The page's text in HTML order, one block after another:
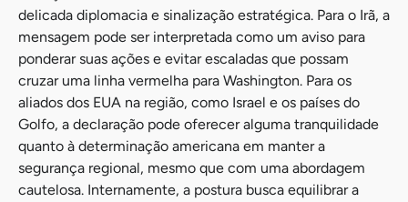
delicada diplomacia e sinalização estratégica. Para o Irã, a
mensagem pode ser interpretada como um aviso para
ponderar suas ações e evitar escaladas que possam
cruzar uma linha vermelha para Washington. Para os
aliados dos EUA na região, como Israel e os países do
Golfo, a declaração pode oferecer alguma tranquilidade
quanto à determinação americana em manter a
segurança regional, mesmo que com uma abordagem
cautelosa. Internamente, a postura busca equilibrar a